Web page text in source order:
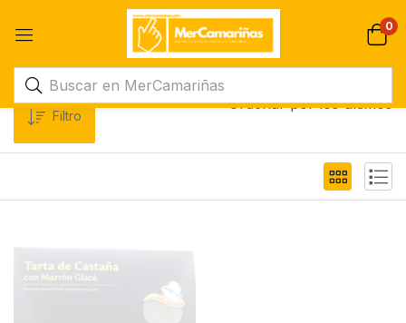
0
Filtro
Ordenar por los últimos